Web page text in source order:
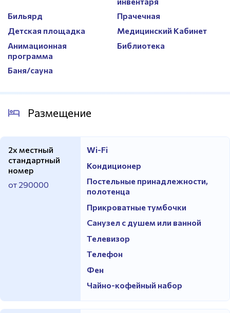
Бильярд
Прачечная
Детская площадка
Медицинский Кабинет
Анимационная
программа
Библиотека
Баня/сауна
Размещение
2х местный
стандартный
номер
от 290000
Wi-Fi
Кондиционер
Постельные принадлежности,
полотенца
Прикроватные тумбочки
Санузел с душем или ванной
Телевизор
Телефон
Фен
Чайно-кофейный набор